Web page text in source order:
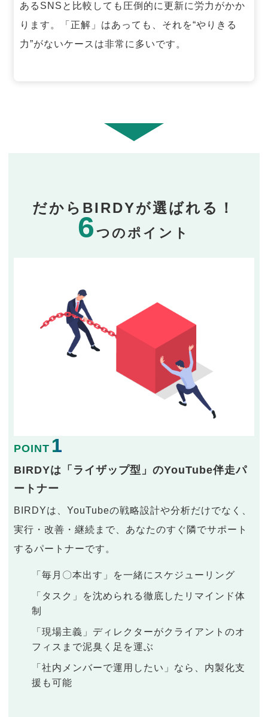
あるSNSと比較しても圧倒的に更新に労力がかか
ります。「正解」はあっても、それを“やりきる
力”がないケースは非常に多いです。
だからBIRDYが選ばれる！
6つのポイント
POINT 1
BIRDYは「ライザップ型」のYouTube伴走パ
ートナー
BIRDYは、YouTubeの戦略設計や分析だけでなく、
実行・改善・継続まで、あなたのすぐ隣でサポート
するパートナーです。
「毎月〇本出す」を一緒にスケジューリング
「タスク」を沈められる徹底したリマインド体
制
「現場主義」ディレクターがクライアントのオ
フィスまで泥臭く足を運ぶ
「社内メンバーで運用したい」なら、内製化支
援も可能